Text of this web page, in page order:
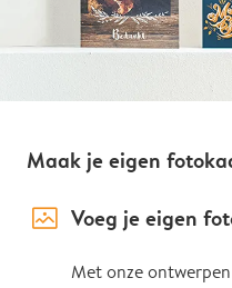
Maak je eigen
image_placeholder Voeg je eigen
Met onze